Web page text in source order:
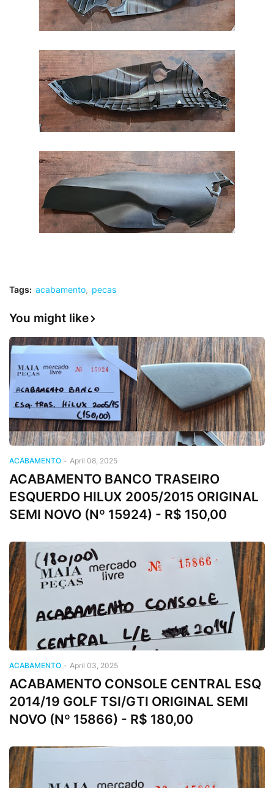
Tags: acabamento pecas
You might like
ACABAMENTO - April 08, 2025
ACABAMENTO BANCO TRASEIRO
ESQUERDO HILUX 2005/2015 ORIGINAL
SEMI NOVO (Nº 15924) - R$ 150,00
ACABAMENTO - April 03, 2025
ACABAMENTO CONSOLE CENTRAL ESQ
2014/19 GOLF TSI/GTI ORIGINAL SEMI
NOVO (Nº 15866) - R$ 180,00